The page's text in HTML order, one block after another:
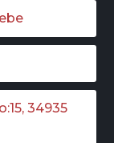
34935